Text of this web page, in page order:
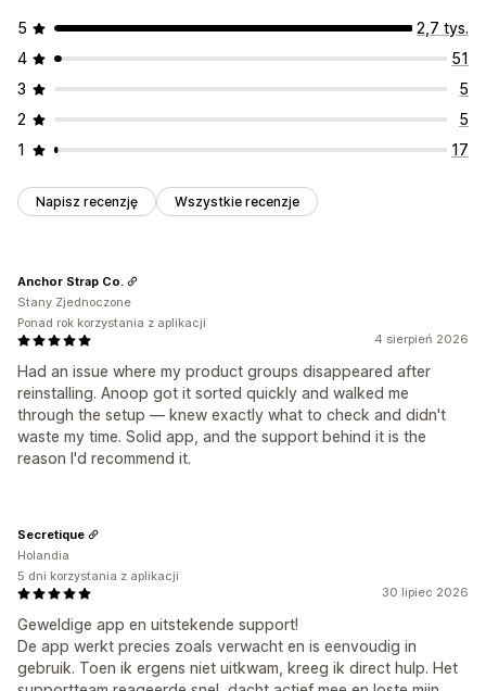
5
2,7 tys.
4
51
3
5
2
5
1
17
Napisz recenzję Wszystkie recenzje
4 sierpień 2026
Had an issue where my product groups disappeared after
reinstalling. Anoop got it sorted quickly and walked me
through the setup — knew exactly what to check and didn't
waste my time. Solid app, and the support behind it is the
reason I'd recommend it.
Anchor Strap Co.
Stany Zjednoczone
Ponad rok korzystania z aplikacji
30 lipiec 2026
Geweldige app en uitstekende support!
De app werkt precies zoals verwacht en is eenvoudig in
gebruik. Toen ik ergens niet uitkwam, kreeg ik direct hulp. Het
Secretique
Holandia
5 dni korzystania z aplikacji